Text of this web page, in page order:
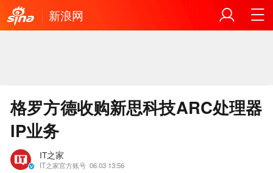
新浪网
格罗方德收购新思科技ARC处理器
IP业务
IT之家
IT之家官方账号 06.03 13:56